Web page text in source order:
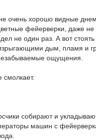
очень хорошо видные днем,
фейерверки, даже не
не один раз. А вот
дым, пламя и
ощущения.
смолкает.
собирают и
машин с